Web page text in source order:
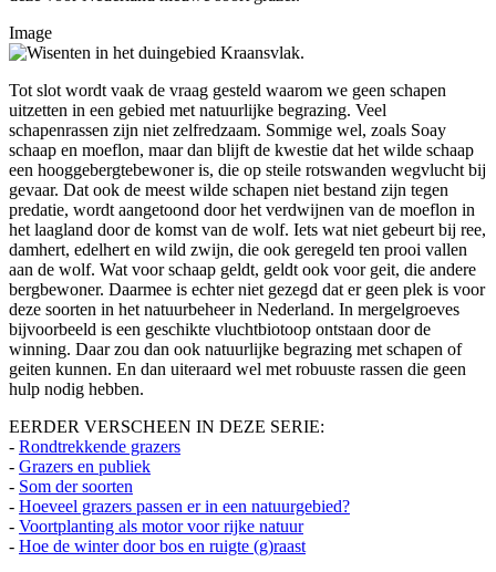
Image
Tot slot wordt vaak de vraag gesteld waarom we geen schapen
uitzetten in een gebied met natuurlijke begrazing. Veel
schapenrassen zijn niet zelfredzaam. Sommige wel, zoals Soay
schaap en moeflon, maar dan blijft de kwestie dat het wilde schaap
een hooggebergtebewoner is, die op steile rotswanden wegvlucht bij
gevaar. Dat ook de meest wilde schapen niet bestand zijn tegen
predatie, wordt aangetoond door het verdwijnen van de moeflon in
het laagland door de komst van de wolf. Iets wat niet gebeurt bij ree,
damhert, edelhert en wild zwijn, die ook geregeld ten prooi vallen
aan de wolf. Wat voor schaap geldt, geldt ook voor geit, die andere
bergbewoner. Daarmee is echter niet gezegd dat er geen plek is voor
deze soorten in het natuurbeheer in Nederland. In mergelgroeves
bijvoorbeeld is een geschikte vluchtbiotoop ontstaan door de
winning. Daar zou dan ook natuurlijke begrazing met schapen of
geiten kunnen. En dan uiteraard wel met robuuste rassen die geen
hulp nodig hebben.
EERDER VERSCHEEN IN DEZE SERIE:
- Rondtrekkende grazers
- Grazers en publiek
- Som der soorten
- Hoeveel grazers passen er in een natuurgebied?
- Voortplanting als motor voor rijke natuur
- Hoe de winter door bos en ruigte (g)raast